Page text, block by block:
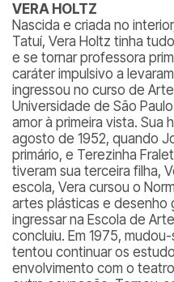
VERA HOLTZ
Nascida e criada no
Tatuí, Vera Holtz tinha
e se tornar professora
caráter impulsivo a
ingressou no curso de
Universidade de São
amor à primeira vista. Sua
agosto de 1952, quando
primário, e Terezinha
tiveram sua terceira filha,
escola, Vera cursou o
artes plásticas e desenho
ingressar na Escola de
concluiu. Em 1975,
tentou continuar os
envolvimento com o